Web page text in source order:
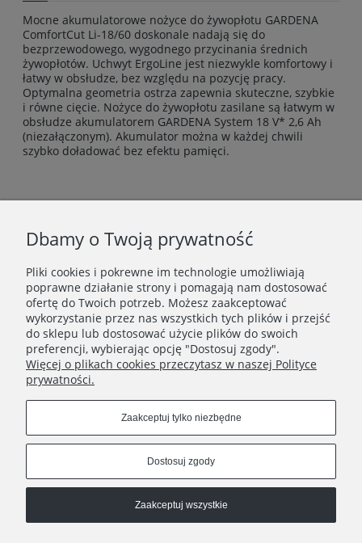
Mocne akumulatorowe nożyce do żywopłotu GARDENA
ComfortCut Li-18/60 doskonale nadają się do
bezprzewodowego, wygodnego przycinania średnich
żywopłotów. Uchwyt ErgoLine jest niezwykle komfortowy i
łatwy w obsłudze, bez względu na pozycję pracy.
Optymalna geometria ostrza zapewnia skuteczne, szybkie
i równe cięcie. Nożyce do żywopłotu zasilane są łatwym w
obsłudze akumulatorem GARDENA System 18 V* 2,6 Ah
(niezałączonym). Akumulator można w każdej chwili
szybko doładować bez efektu pamięci.
Newsletter
Podaj swój adres e-mail, jeżeli chcesz otrzymywać
informacje o nowościach i promocjach.
Zapisz się
Copyright © 2021 Strefa Ogrodu
Dbamy o Twoją prywatność
Pliki cookies i pokrewne im technologie umożliwiają
poprawne działanie strony i pomagają nam dostosować
ofertę do Twoich potrzeb. Możesz zaakceptować
wykorzystanie przez nas wszystkich tych plików i przejść
do sklepu lub dostosować użycie plików do swoich
preferencji, wybierając opcję "Dostosuj zgody".
Więcej o plikach cookies przeczytasz w naszej Polityce
prywatności.
Zaakceptuj tylko niezbędne
Dostosuj zgody
Zaakceptuj wszystkie